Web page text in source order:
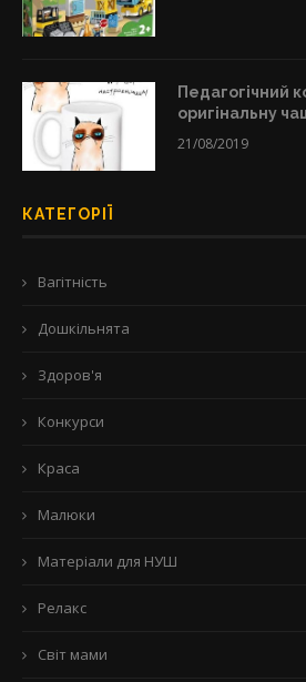
Педагогічний
оригінальну
21/08/2019
КАТЕГОРІЇ
Вагітність
Дошкільнята
Здоров'я
Конкурси
Краса
Малюки
Матеріали для НУШ
Релакс
Світ мами